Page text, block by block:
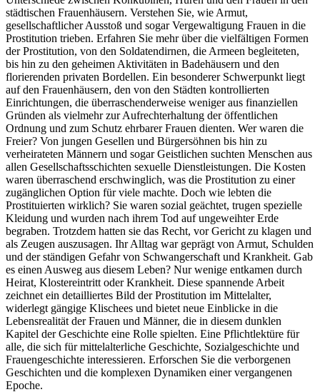
städtischen Frauenhäusern. Verstehen Sie, wie Armut,
gesellschaftlicher Ausstoß und sogar Vergewaltigung Frauen in die
Prostitution trieben. Erfahren Sie mehr über die vielfältigen Formen
der Prostitution, von den Soldatendirnen, die Armeen begleiteten,
bis hin zu den geheimen Aktivitäten in Badehäusern und den
florierenden privaten Bordellen. Ein besonderer Schwerpunkt liegt
auf den Frauenhäusern, den von den Städten kontrollierten
Einrichtungen, die überraschenderweise weniger aus finanziellen
Gründen als vielmehr zur Aufrechterhaltung der öffentlichen
Ordnung und zum Schutz ehrbarer Frauen dienten. Wer waren die
Freier? Von jungen Gesellen und Bürgersöhnen bis hin zu
verheirateten Männern und sogar Geistlichen suchten Menschen aus
allen Gesellschaftsschichten sexuelle Dienstleistungen. Die Kosten
waren überraschend erschwinglich, was die Prostitution zu einer
zugänglichen Option für viele machte. Doch wie lebten die
Prostituierten wirklich? Sie waren sozial geächtet, trugen spezielle
Kleidung und wurden nach ihrem Tod auf ungeweihter Erde
begraben. Trotzdem hatten sie das Recht, vor Gericht zu klagen und
als Zeugen auszusagen. Ihr Alltag war geprägt von Armut, Schulden
und der ständigen Gefahr von Schwangerschaft und Krankheit. Gab
es einen Ausweg aus diesem Leben? Nur wenige entkamen durch
Heirat, Klostereintritt oder Krankheit. Diese spannende Arbeit
zeichnet ein detailliertes Bild der Prostitution im Mittelalter,
widerlegt gängige Klischees und bietet neue Einblicke in die
Lebensrealität der Frauen und Männer, die in diesem dunklen
Kapitel der Geschichte eine Rolle spielten. Eine Pflichtlektüre für
alle, die sich für mittelalterliche Geschichte, Sozialgeschichte und
Frauengeschichte interessieren. Erforschen Sie die verborgenen
Geschichten und die komplexen Dynamiken einer vergangenen
Epoche.